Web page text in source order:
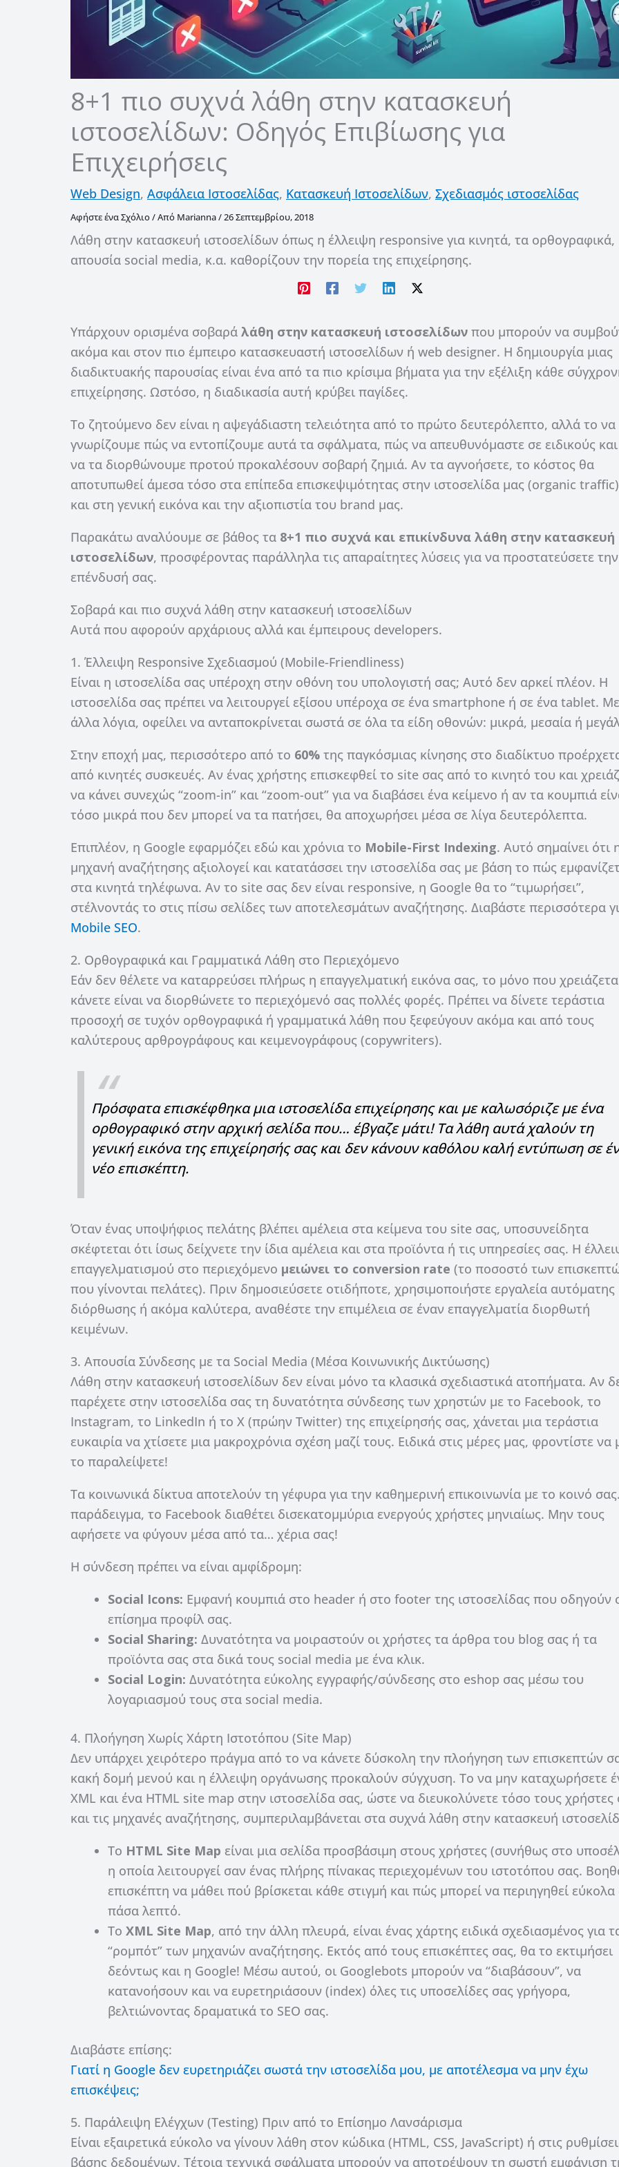
8+1 πιο συχνά λάθη στην κατασκευή
ιστοσελίδων: Οδηγός Επιβίωσης για
Επιχειρήσεις
Web Design, Ασφάλεια Ιστοσελίδας, Κατασκευή Ιστοσελίδων, Σχεδιασμός ιστοσελίδας
Αφήστε ένα Σχόλιο/ Από Marianna/26 Σεπτεμβρίου, 2018
Λάθη στην κατασκευή ιστοσελίδων όπως η έλλειψη responsive για κινητά, τα ορθογραφικά,
απουσία social media, κ.α. καθορίζουν την πορεία της επιχείρησης.
Υπάρχουν ορισμένα σοβαρά λάθη στην κατασκευή ιστοσελίδων που μπορούν να
ακόμα και στον πιο έμπειρο κατασκευαστή ιστοσελίδων ή web designer. Η δημιουργία μιας
διαδικτυακής παρουσίας είναι ένα από τα πιο κρίσιμα βήματα για την εξέλιξη κάθε
επιχείρησης. Ωστόσο, η διαδικασία αυτή κρύβει παγίδες.
Το ζητούμενο δεν είναι η αψεγάδιαστη τελειότητα από το πρώτο δευτερόλεπτο, αλλά το να
γνωρίζουμε πώς να εντοπίζουμε αυτά τα σφάλματα, πώς να απευθυνόμαστε σε ειδικούς
να τα διορθώνουμε προτού προκαλέσουν σοβαρή ζημιά. Αν τα αγνοήσετε, το κόστος θα
αποτυπωθεί άμεσα τόσο στα επίπεδα επισκεψιμότητας στην ιστοσελίδα μας (organic
και στη γενική εικόνα και την αξιοπιστία του brand μας.
Παρακάτω αναλύουμε σε βάθος τα 8+1 πιο συχνά και επικίνδυνα λάθη στην κατασκευή
ιστοσελίδων, προσφέροντας παράλληλα τις απαραίτητες λύσεις για να προστατεύσετε την
επένδυσή σας.
Σοβαρά και πιο συχνά λάθη στην κατασκευή ιστοσελίδων
Αυτά που αφορούν αρχάριους αλλά και έμπειρους developers.
1. Έλλειψη Responsive Σχεδιασμού (Mobile-Friendliness)
Είναι η ιστοσελίδα σας υπέροχη στην οθόνη του υπολογιστή σας; Αυτό δεν αρκεί πλέον. Η
ιστοσελίδα σας πρέπει να λειτουργεί εξίσου υπέροχα σε ένα smartphone ή σε ένα tablet. Με
άλλα λόγια, οφείλει να ανταποκρίνεται σωστά σε όλα τα είδη οθονών: μικρά, μεσαία ή
Στην εποχή μας, περισσότερο από το 60% της παγκόσμιας κίνησης στο διαδίκτυο
από κινητές συσκευές. Αν ένας χρήστης επισκεφθεί το site σας από το κινητό του και
να κάνει συνεχώς “zoom-in” και “zoom-out” για να διαβάσει ένα κείμενο ή αν τα κουμπιά
τόσο μικρά που δεν μπορεί να τα πατήσει, θα αποχωρήσει μέσα σε λίγα δευτερόλεπτα.
Επιπλέον, η Google εφαρμόζει εδώ και χρόνια το Mobile-First Indexing. Αυτό σημαίνει ότι
μηχανή αναζήτησης αξιολογεί και κατατάσσει την ιστοσελίδα σας με βάση το πώς
στα κινητά τηλέφωνα. Αν το site σας δεν είναι responsive, η Google θα το “τιμωρήσει”,
στέλνοντάς το στις πίσω σελίδες των αποτελεσμάτων αναζήτησης. Διαβάστε περισσότερα
Mobile SEO.
2. Ορθογραφικά και Γραμματικά Λάθη στο Περιεχόμενο
Εάν δεν θέλετε να καταρρεύσει πλήρως η επαγγελματική εικόνα σας, το μόνο που
κάνετε είναι να διορθώνετε το περιεχόμενό σας πολλές φορές. Πρέπει να δίνετε τεράστια
προσοχή σε τυχόν ορθογραφικά ή γραμματικά λάθη που ξεφεύγουν ακόμα και από τους
καλύτερους αρθρογράφους και κειμενογράφους (copywriters).
Πρόσφατα επισκέφθηκα μια ιστοσελίδα επιχείρησης και με καλωσόριζε με ένα
ορθογραφικό στην αρχική σελίδα που… έβγαζε μάτι! Τα λάθη αυτά χαλούν τη
γενική εικόνα της επιχείρησής σας και δεν κάνουν καθόλου καλή εντύπωση σε
νέο επισκέπτη.
Όταν ένας υποψήφιος πελάτης βλέπει αμέλεια στα κείμενα του site σας, υποσυνείδητα
σκέφτεται ότι ίσως δείχνετε την ίδια αμέλεια και στα προϊόντα ή τις υπηρεσίες σας. Η
επαγγελματισμού στο περιεχόμενο μειώνει το conversion rate (το ποσοστό των
που γίνονται πελάτες). Πριν δημοσιεύσετε οτιδήποτε, χρησιμοποιήστε εργαλεία αυτόματης
διόρθωσης ή ακόμα καλύτερα, αναθέστε την επιμέλεια σε έναν επαγγελματία διορθωτή
κειμένων.
3. Απουσία Σύνδεσης με τα Social Media (Μέσα Κοινωνικής Δικτύωσης)
Λάθη στην κατασκευή ιστοσελίδων δεν είναι μόνο τα κλασικά σχεδιαστικά ατοπήματα. Αν
παρέχετε στην ιστοσελίδα σας τη δυνατότητα σύνδεσης των χρηστών με το Facebook, το
Instagram, το LinkedIn ή το X (πρώην Twitter) της επιχείρησής σας, χάνεται μια τεράστια
ευκαιρία να χτίσετε μια μακροχρόνια σχέση μαζί τους. Ειδικά στις μέρες μας, φροντίστε να
το παραλείψετε!
Τα κοινωνικά δίκτυα αποτελούν τη γέφυρα για την καθημερινή επικοινωνία με το κοινό
παράδειγμα, το Facebook διαθέτει δισεκατομμύρια ενεργούς χρήστες μηνιαίως. Μην τους
αφήσετε να φύγουν μέσα από τα… χέρια σας!
Η σύνδεση πρέπει να είναι αμφίδρομη:
Social Icons: Εμφανή κουμπιά στο header ή στο footer της ιστοσελίδας που οδηγούν
επίσημα προφίλ σας.
Social Sharing: Δυνατότητα να μοιραστούν οι χρήστες τα άρθρα του blog σας ή τα
προϊόντα σας στα δικά τους social media με ένα κλικ.
Social Login: Δυνατότητα εύκολης εγγραφής/σύνδεσης στο eshop σας μέσω του
λογαριασμού τους στα social media.
4. Πλοήγηση Χωρίς Χάρτη Ιστοτόπου (Site Map)
Δεν υπάρχει χειρότερο πράγμα από το να κάνετε δύσκολη την πλοήγηση των επισκεπτών
κακή δομή μενού και η έλλειψη οργάνωσης προκαλούν σύγχυση. Το να μην καταχωρήσετε
XML και ένα HTML site map στην ιστοσελίδα σας, ώστε να διευκολύνετε τόσο τους χρήστες
και τις μηχανές αναζήτησης, συμπεριλαμβάνεται στα συχνά λάθη στην κατασκευή
Το HTML Site Map είναι μια σελίδα προσβάσιμη στους χρήστες (συνήθως στο
η οποία λειτουργεί σαν ένας πλήρης πίνακας περιεχομένων του ιστοτόπου σας.
επισκέπτη να μάθει πού βρίσκεται κάθε στιγμή και πώς μπορεί να περιηγηθεί
πάσα λεπτό.
Το XML Site Map, από την άλλη πλευρά, είναι ένας χάρτης ειδικά σχεδιασμένος για
“ρομπότ” των μηχανών αναζήτησης. Εκτός από τους επισκέπτες σας, θα το εκτιμήσει
δεόντως και η Google! Μέσω αυτού, οι Googlebots μπορούν να “διαβάσουν”, να
κατανοήσουν και να ευρετηριάσουν (index) όλες τις υποσελίδες σας γρήγορα,
βελτιώνοντας δραματικά το SEO σας.
Διαβάστε επίσης:
Γιατί η Google δεν ευρετηριάζει σωστά την ιστοσελίδα μου, με αποτέλεσμα να μην έχω
επισκέψεις;
5. Παράλειψη Ελέγχων (Testing) Πριν από το Επίσημο Λανσάρισμα
Είναι εξαιρετικά εύκολο να γίνουν λάθη στον κώδικα (HTML, CSS, JavaScript) ή στις
βάσης δεδομένων. Τέτοια τεχνικά σφάλματα μπορούν να αποτρέψουν τη σωστή εμφάνιση